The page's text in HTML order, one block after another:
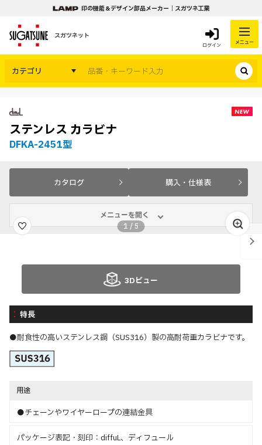
印の機能＆デザイン部品メーカー｜スガツネ工業
スガツネット
ログイン メニュー
カテゴリ
ステンレス カラビナ
DFKA-2451型
カタログ 購入・仕様表
メニューを開く
1 /5
3Dビュー
特長
●耐食性の高いステンレス鋼（SUS316）製の高耐荷重カラビナです。
用途
●チェーンやワイヤーロープの連結金具
パッケージ表記・刻印：diffuL、ディフュール